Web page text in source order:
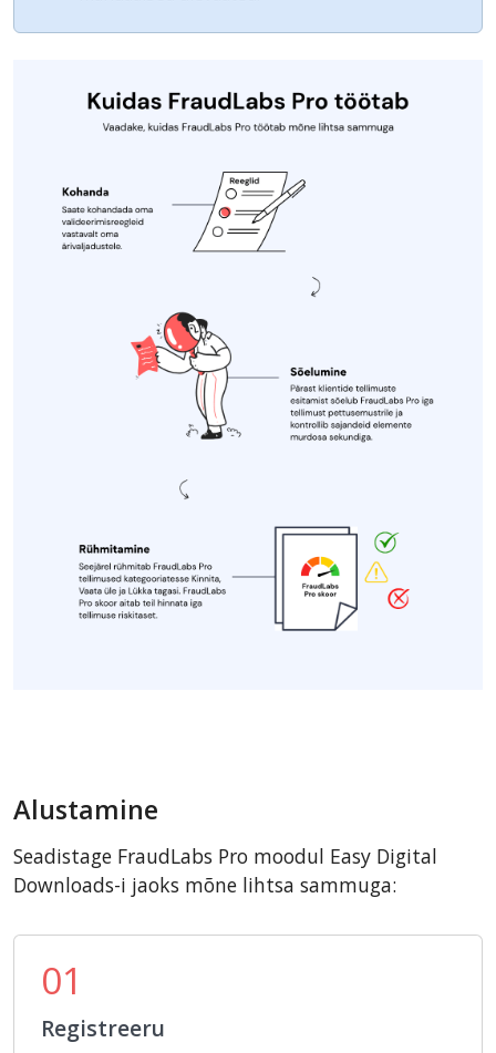
Alustamine
Seadistage FraudLabs Pro moodul Easy Digital
Downloads-i jaoks mõne lihtsa sammuga:
01
Registreeru